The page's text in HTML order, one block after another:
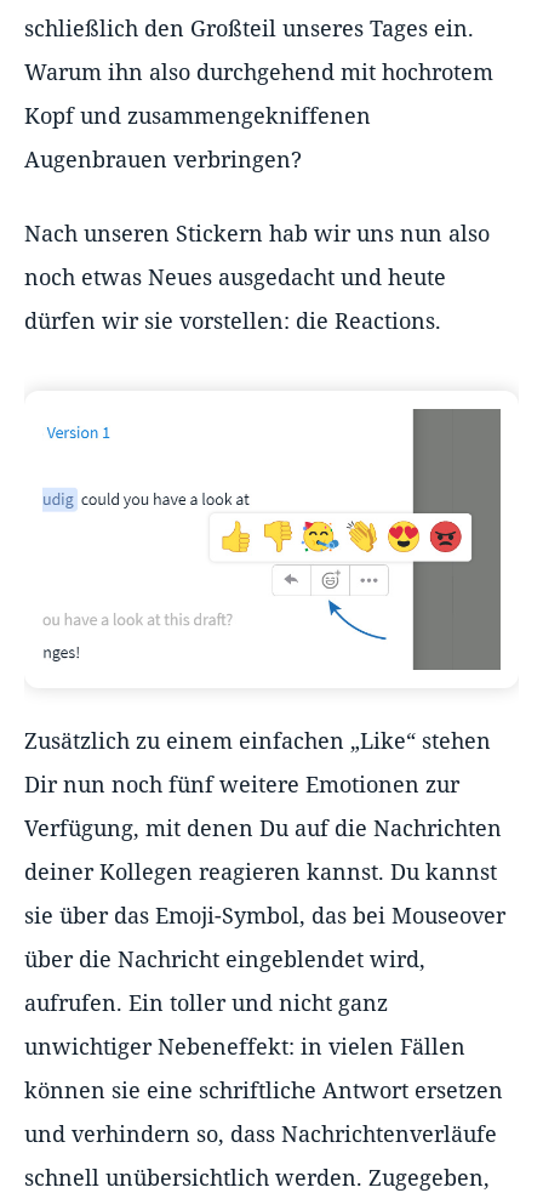
schließlich den Großteil unseres Tages ein.
Warum ihn also durchgehend mit hochrotem
Kopf und zusammengekniffenen
Augenbrauen verbringen?
Nach unseren Stickern hab wir uns nun also
noch etwas Neues ausgedacht und heute
dürfen wir sie vorstellen: die Reactions.
Zusätzlich zu einem einfachen „Like“ stehen
Dir nun noch fünf weitere Emotionen zur
Verfügung, mit denen Du auf die Nachrichten
deiner Kollegen reagieren kannst. Du kannst
sie über das Emoji-Symbol, das bei Mouseover
über die Nachricht eingeblendet wird,
aufrufen. Ein toller und nicht ganz
unwichtiger Nebeneffekt: in vielen Fällen
können sie eine schriftliche Antwort ersetzen
und verhindern so, dass Nachrichtenverläufe
schnell unübersichtlich werden. Zugegeben,